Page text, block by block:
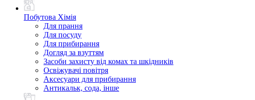
Побутова Хімія
Для прання
Для посуду
Для прибирання
Догляд за взуттям
Засоби захисту від комах та шкідників
Освіжувачі повітря
Аксесуари для прибирання
Антикальк, сода, інше